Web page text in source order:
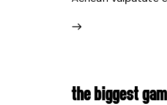
THE BIGGEST